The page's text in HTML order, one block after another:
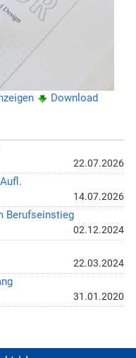
Download
22.07.2026
14.07.2026
Berufseinstieg
02.12.2024
22.03.2024
31.01.2020